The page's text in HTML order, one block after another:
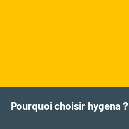
Pourquoi choisir hygena ?